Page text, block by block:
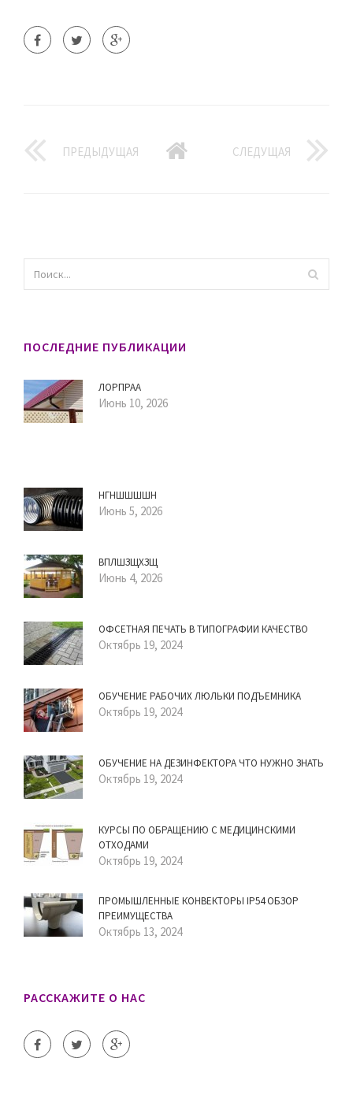
ПРЕДЫДУЩАЯ СЛЕДУЩАЯ
ПОСЛЕДНИЕ ПУБЛИКАЦИИ
ЛОРПРАА
Июнь 10, 2026
НГНШШШШН
Июнь 5, 2026
ВПЛШЗЩХЗЩ
Июнь 4, 2026
ОФСЕТНАЯ ПЕЧАТЬ В ТИПОГРАФИИ КАЧЕСТВО
Октябрь 19, 2024
ОБУЧЕНИЕ РАБОЧИХ ЛЮЛЬКИ ПОДЪЕМНИКА
Октябрь 19, 2024
ОБУЧЕНИЕ НА ДЕЗИНФЕКТОРА ЧТО НУЖНО ЗНАТЬ
Октябрь 19, 2024
КУРСЫ ПО ОБРАЩЕНИЮ С МЕДИЦИНСКИМИ
ОТХОДАМИ
Октябрь 19, 2024
ПРОМЫШЛЕННЫЕ КОНВЕКТОРЫ IP54 ОБЗОР
ПРЕИМУЩЕСТВА
Октябрь 13, 2024
РАССКАЖИТЕ О НАС